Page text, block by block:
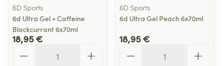
6D Sports
6d Ultra Gel + Caffeine
Blackcurrant 6x70ml
18,95 €
6D Sports
6d Ultra Gel Peach 6x70ml
18,95 €